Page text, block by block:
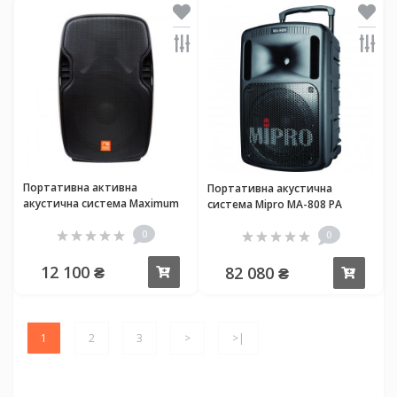
Портативна активна
акустична система Maximum
0
12 100 ₴
Портативна акустична
система Mipro MA-808 PA
0
82 080 ₴
1 2 3 > >|